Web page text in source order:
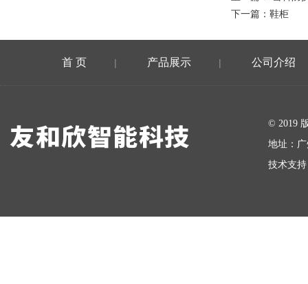
下一篇： 鞋柜
首 页 | 产品展示 | 公司介绍
© 2019
地址：
技术支